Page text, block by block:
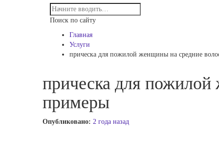
Поиск по сайту
Главная
Услуги
прическа для пожилой женщины на средние
прическа для
примеры
Опубликовано: 2 года назад